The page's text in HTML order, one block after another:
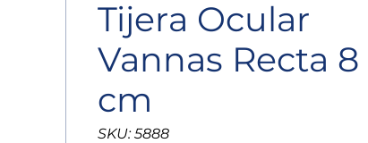
Tijera Ocular
Vannas Recta 8
cm
SKU: 5888